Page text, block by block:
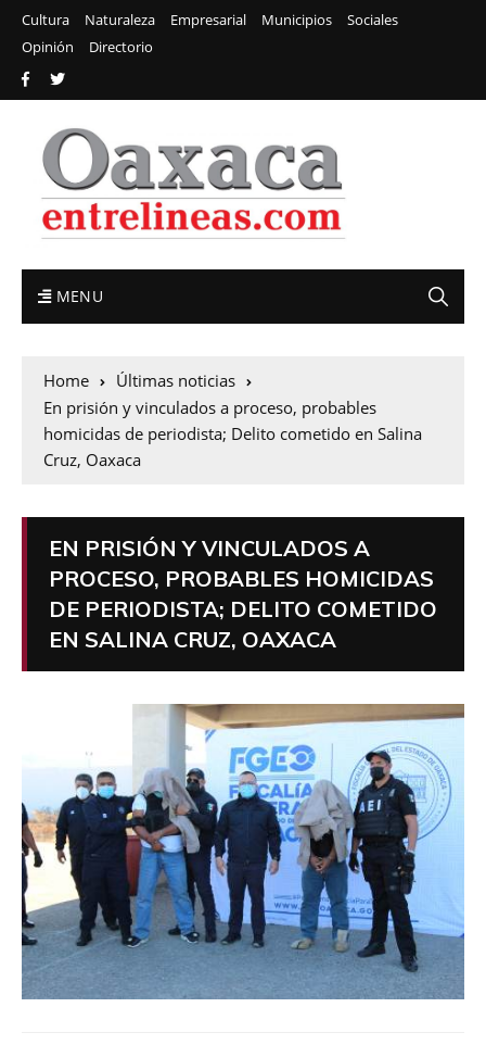
Cultura Naturaleza Empresarial Municipios
Sociales
Opinión
Directorio
MENU
Home
Últimas noticias
En prisión y vinculados a proceso, probables
homicidas de periodista; Delito cometido en Salina
Cruz, Oaxaca
EN PRISIÓN Y VINCULADOS A
PROCESO, PROBABLES HOMICIDAS
DE PERIODISTA; DELITO COMETIDO
EN SALINA CRUZ, OAXACA